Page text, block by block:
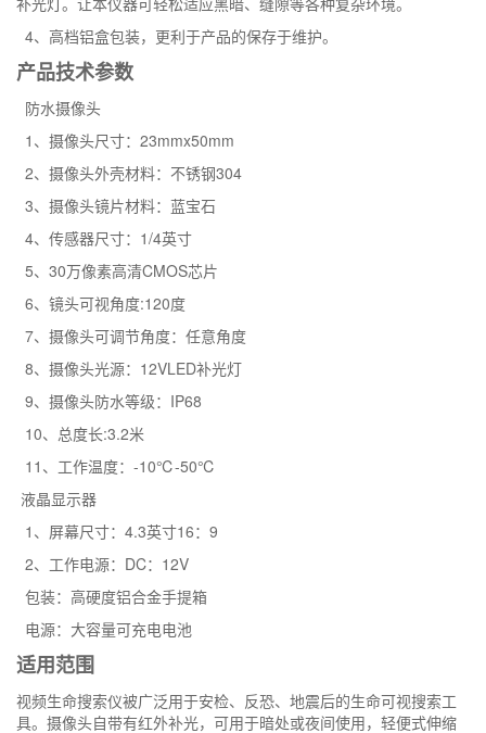
4、高档铝盒包装，更利于产品的保存于维护。
产品技术参数
防水摄像头
1、摄像头尺寸：23mmx50mm
2、摄像头外壳材料：不锈钢304
3、摄像头镜片材料：蓝宝石
4、传感器尺寸：1/4英寸
5、30万像素高清CMOS芯片
6、镜头可视角度:120度
7、摄像头可调节角度：任意角度
8、摄像头光源：12VLED补光灯
9、摄像头防水等级：IP68
10、总度长:3.2米
11、工作温度：-10℃-50℃
液晶显示器
1、屏幕尺寸：4.3英寸16：9
2、工作电源：DC：12V
包装：高硬度铝合金手提箱
电源：大容量可充电电池
适用范围
视频生命搜索仪被广泛用于安检、反恐、地震后的生命可视搜索工
具。摄像头自带有红外补光，可用于暗处或夜间使用，轻便式伸缩